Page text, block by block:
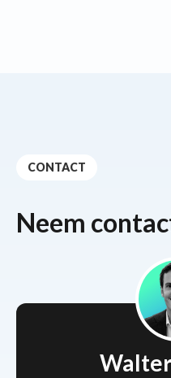
CONTACT
Neem